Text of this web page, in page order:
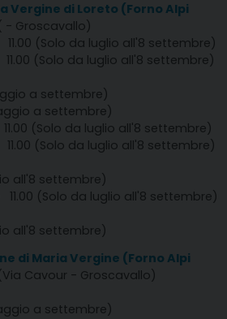
Vergine di Loreto (Forno Alpi
- Groscavallo)
11.00 (Solo da luglio all'8 settembre)
11.00 (Solo da luglio all'8 settembre)
a settembre)
a settembre)
11.00 (Solo da luglio all'8 settembre)
11.00 (Solo da luglio all'8 settembre)
all'8 settembre)
11.00 (Solo da luglio all'8 settembre)
all'8 settembre)
di Maria Vergine (Forno Alpi
Cavour - Groscavallo)
a settembre)